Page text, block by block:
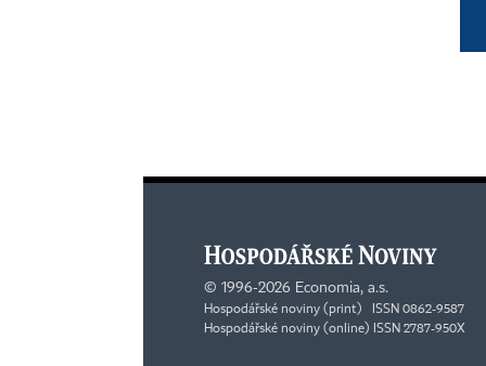
© 1996-2026 Economia, a.s.
Hospodářské noviny (print) ISSN 0862-9587
Hospodářské noviny (online) ISSN 2787-950X